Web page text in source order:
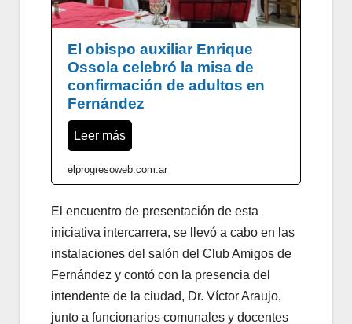
El obispo auxiliar Enrique
Ossola celebró la misa de
confirmación de adultos en
Fernández
Leer más
elprogresoweb.com.ar
El encuentro de presentación de esta
iniciativa intercarrera, se llevó a cabo en las
instalaciones del salón del Club Amigos de
Fernández y contó con la presencia del
intendente de la ciudad, Dr. Víctor Araujo,
junto a funcionarios comunales y docentes